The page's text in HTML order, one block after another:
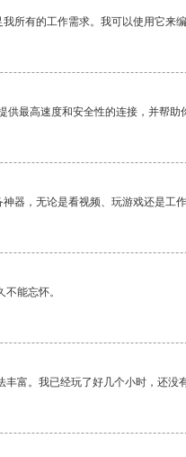
所有的工作需求。我可以使用它来
最高速度和安全性的连接，并帮助
器，无论是看视频、玩游戏还是工
能忘怀。
富。我已经玩了好几个小时，还没